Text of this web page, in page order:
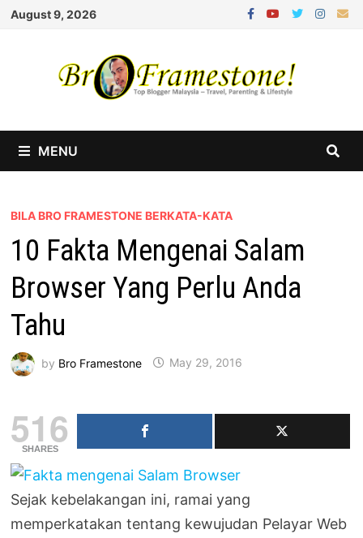
Skip
August 9, 2026
MENU
BILA BRO FRAMESTONE BERKATA-KATA
10 Fakta Mengenai Salam
Browser Yang Perlu Anda
Tahu
by Bro Framestone May 29, 2016
516
SHARES
Sejak kebelakangan ini, ramai yang
memperkatakan tentang kewujudan Pelayar Web